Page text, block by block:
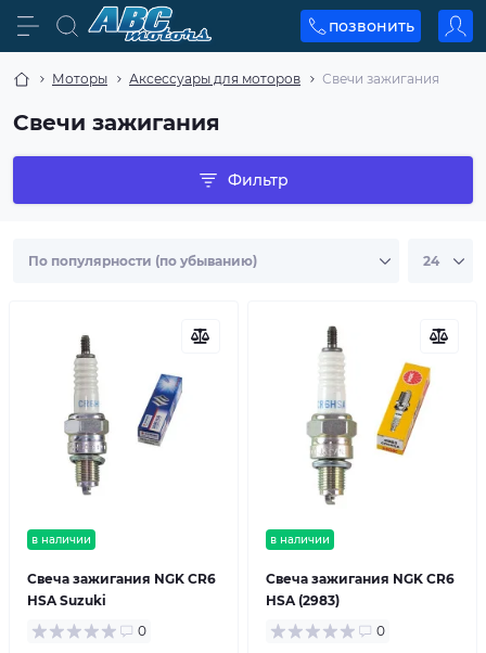
позвонить
Моторы Аксессуары для моторов Свечи зажигания
Свечи зажигания
Фильтр
в наличии
Свеча зажигания NGK CR6
HSA Suzuki
0
в наличии
Свеча зажигания NGK CR6
HSA (2983)
0